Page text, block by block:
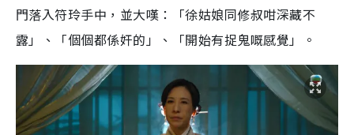
門落入符玲手中，並大嘆：「徐姑娘同修叔咁深藏不
露」、「個個都係奸的」、「開始有捉鬼嘅感覺」。